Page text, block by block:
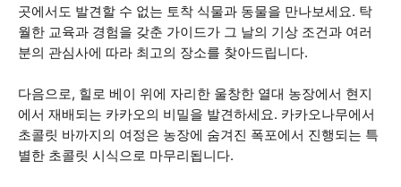
곳에서도 발견할 수 없는 토착 식물과 동물을 만나보세요. 탁
월한 교육과 경험을 갖춘 가이드가 그 날의 기상 조건과 여러
분의 관심사에 따라 최고의 장소를 찾아드립니다.
다음으로, 힐로 베이 위에 자리한 울창한 열대 농장에서 현지
에서 재배되는 카카오의 비밀을 발견하세요. 카카오나무에서
초콜릿 바까지의 여정은 농장에 숨겨진 폭포에서 진행되는 특
별한 초콜릿 시식으로 마무리됩니다.